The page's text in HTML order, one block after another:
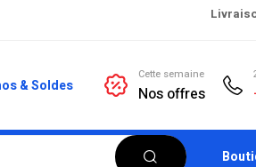
& Soldes
Cette semaine
Nos offres